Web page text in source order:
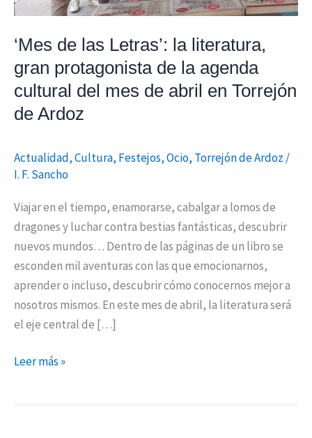
‘Mes de las Letras’: la literatura,
gran protagonista de la agenda
cultural del mes de abril en Torrejón
de Ardoz
Actualidad,Cultura, Festejos,Ocio, Torrejón de Ardoz/
I. F. Sancho
Viajar en el tiempo, enamorarse, cabalgar a lomos de
dragones y luchar contra bestias fantásticas, descubrir
nuevos mundos… Dentro de las páginas de un libro se
esconden mil aventuras con las que emocionarnos,
aprender o incluso, descubrir cómo conocernos mejor a
nosotros mismos. En este mes de abril, la literatura será
el eje central de […]
de
la
agenda
cultural
del
mes
abril
en
de
Ardoz
Leer más »